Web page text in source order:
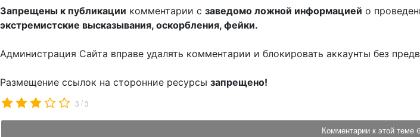
Запрещены к публикации комментарии с заведомо ложной информацией о
экстремистские высказывания, оскорбления, фейки.
Администрация Сайта вправе удалять комментарии и блокировать аккаунты без
Размещение ссылок на сторонние ресурсы запрещено!
3 /3
Комментарии к этой теме